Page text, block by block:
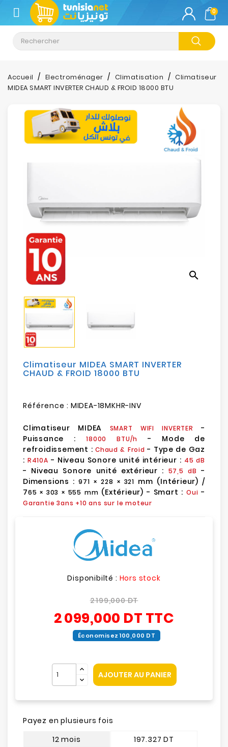
CATÉGORIE
Climatisation
Informatique
Tablette
Impression
Son-
Photos
Electroménager
Bureautique
Sécurité
Mobilités
Loisirs
0
Accueil Electroménager Climatisation
Climatiseur
MIDEA SMART INVERTER CHAUD & FROID 18000 BTU
search
Climatiseur MIDEA SMART INVERTER
CHAUD & FROID 18000 BTU
Référence : MIDEA-18MKHR-INV
Climatiseur MIDEA SMART WIFI INVERTER
-
Puissance :18000 BTU/h
- Mode de
refroidissement : Chaud & Froid - Type de Gaz
: R410A - Niveau Sonore unité intérieur : 45dB
- Niveau Sonore unité extérieur : 57,5dB -
Dimensions :971 × 228 × 321 mm (Intérieur) /
765 × 303 × 555 mm (Extérieur) - Smart : Oui -
Garantie 3ans +10 ans sur le moteur
Disponibilté : Hors stock
2 199,000 DT
2 099,000 DT TTC
Économisez 100,000 DT
AJOUTER AU PANIER
Payez en plusieurs fois
12 mois
197.327 DT